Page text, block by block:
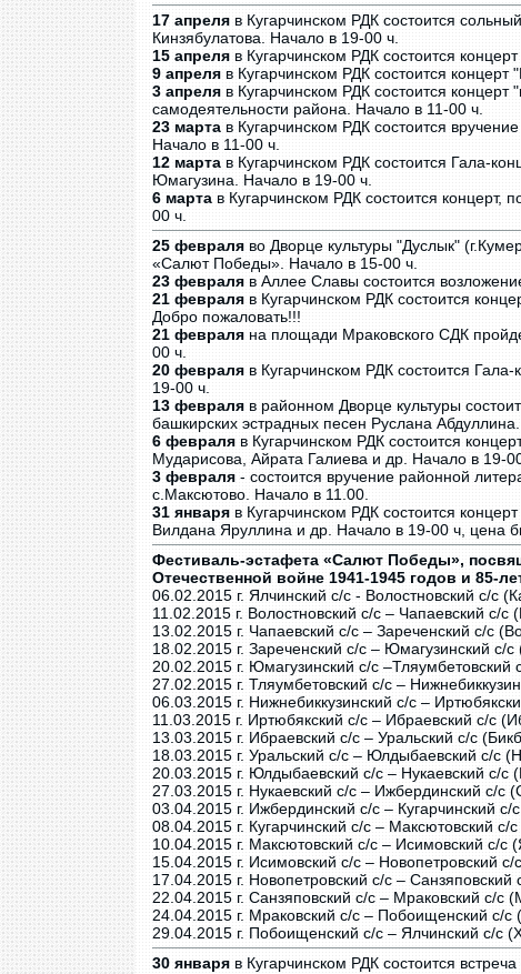
17 апреля в Кугарчинском РДК состоится
Кинзябулатова. Начало в 19-00 ч.
15 апреля в Кугарчинском РДК состоится
9 апреля в Кугарчинском РДК состоится
3 апреля в Кугарчинском РДК состоится
самодеятельности района. Начало в 11-00 ч.
23 марта в Кугарчинском РДК состоится
Начало в 11-00 ч.
12 марта в Кугарчинском РДК состоится Гала-
Юмагузина. Начало в 19-00 ч.
6 марта в Кугарчинском РДК состоится
00 ч.
25 февраля во Дворце культуры "Дуслык"
«Салют Победы». Начало в 15-00 ч.
23 февраля в Аллее Славы состоится
21 февраля в Кугарчинском РДК состоится
Добро пожаловать!!!
21 февраля на площади Мраковского СДК
00 ч.
20 февраля в Кугарчинском РДК состоится
19-00 ч.
13 февраля в районном Дворце культуры
башкирских эстрадных песен Руслана
6 февраля в Кугарчинском РДК состоится
Мударисова, Айрата Галиева и др. Начало в 19-
3 февраля - состоится вручение районной
с.Максютово. Начало в 11.00.
31 января в Кугарчинском РДК состоится
Вилдана Яруллина и др. Начало в 19-00 ч, цена
Фестиваль-эстафета «Салют Победы»,
Отечественной войне 1941-1945 годов и 85-
06.02.2015 г. Ялчинский с/с - Волостновский с/с
11.02.2015 г. Волостновский с/с – Чапаевский с/с
13.02.2015 г. Чапаевский с/с – Зареченский с/с
18.02.2015 г. Зареченский с/с – Юмагузинский с/
20.02.2015 г. Юмагузинский с/с –Тляумбетовский
27.02.2015 г. Тляумбетовский с/с –
06.03.2015 г. Нижнебиккузинский с/с –
11.03.2015 г. Иртюбякский с/с – Ибраевский с/с
13.03.2015 г. Ибраевский с/с – Уральский с/с
18.03.2015 г. Уральский с/с – Юлдыбаевский с/с
20.03.2015 г. Юлдыбаевский с/с – Нукаевский с/с
27.03.2015 г. Нукаевский с/с – Ижбердинский с/с
03.04.2015 г. Ижбердинский с/с – Кугарчинский с/
08.04.2015 г. Кугарчинский с/с – Максютовский
10.04.2015 г. Максютовский с/с – Исимовский с/с
15.04.2015 г. Исимовский с/с – Новопетровский
17.04.2015 г. Новопетровский с/с –
22.04.2015 г. Санзяповский с/с – Мраковский с/с
24.04.2015 г. Мраковский с/с – Побоищенский с/
29.04.2015 г. Побоищенский с/с – Ялчинский с/с
30 января в Кугарчинском РДК состоится